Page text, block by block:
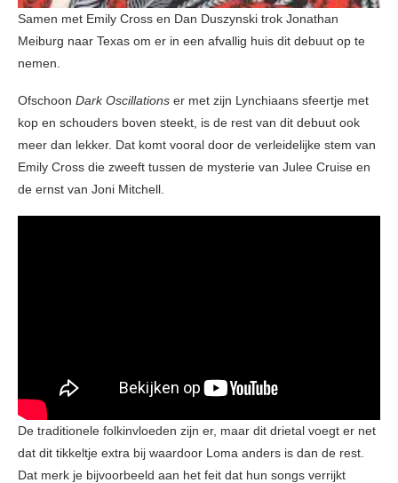
Samen met Emily Cross en Dan Duszynski trok Jonathan
Meiburg naar Texas om er in een afvallig huis dit debuut op te
nemen.
Ofschoon Dark Oscillations er met zijn Lynchiaans sfeertje met
kop en schouders boven steekt, is de rest van dit debuut ook
meer dan lekker. Dat komt vooral door de verleidelijke stem van
Emily Cross die zweeft tussen de mysterie van Julee Cruise en
de ernst van Joni Mitchell.
De traditionele folkinvloeden zijn er, maar dit drietal voegt er net
dat dit tikkeltje extra bij waardoor Loma anders is dan de rest.
Dat merk je bijvoorbeeld aan het feit dat hun songs verrijkt